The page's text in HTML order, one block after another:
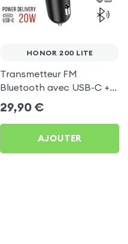
HONOR 200 LITE
Transmetteur FM
Bluetooth avec USB-C +
USB pour Honor 200 Lite
29,90 €
AJOUTER